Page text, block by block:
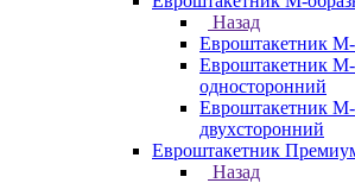
Назад
Евроштакетник
Евроштакетник
односторонний
Евроштакетник
двухсторонний
Евроштакетник
Назад